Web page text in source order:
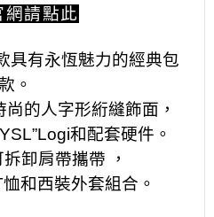
網請點此
具有永恆魅力的經典包
。
的人字形絎縫飾面，
和配套硬件。
卸肩帶攜帶 ，
和西裝外套組合。